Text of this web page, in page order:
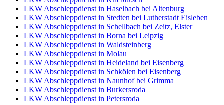
LKW Abschleppdienst in Haselbach bei Altenburg
LKW Abschleppdienst in Stedten bei Lutherstadt Eisleben
LKW Abschleppdienst in Schellbach bei Zeitz, Elster
LKW Abschleppdienst in Borna bei Leipzig
LKW Abschleppdienst in Waldsteinberg
LKW Abschleppdienst in Molau
LKW Abschleppdienst in Heideland bei Eisenberg
LKW Abschleppdienst in Schkölen bei Eisenberg
LKW Abschleppdienst in Naunhof bei Grimma
LKW Abschleppdienst in Burkersroda
LKW Abschleppdienst in Petersroda